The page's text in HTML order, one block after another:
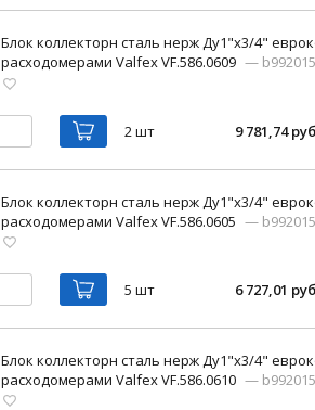
Блок коллекторн сталь нерж Ду1"х3/4"
расходомерами Valfex VF.586.0609 —
2 шт 9 781,74
Блок коллекторн сталь нерж Ду1"х3/4"
расходомерами Valfex VF.586.0605 —
5 шт 6 727,01
Блок коллекторн сталь нерж Ду1"х3/4"
расходомерами Valfex VF.586.0610 —